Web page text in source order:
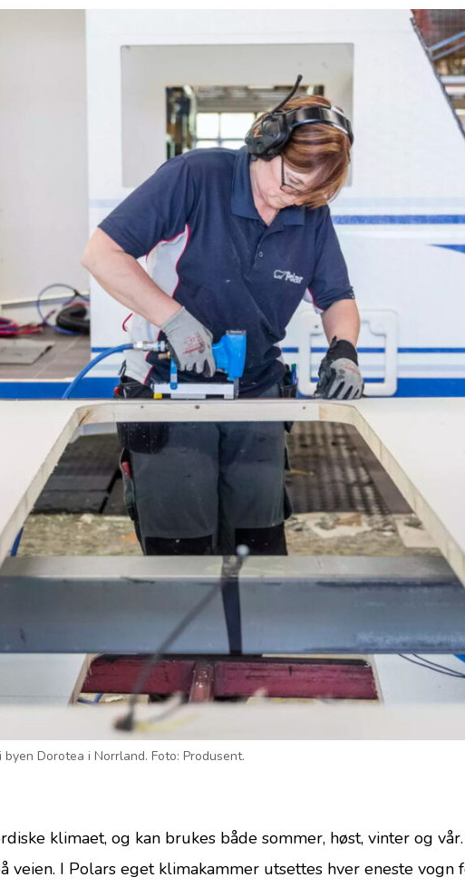
Dorotea i Norrland. Foto: Produsent.
klimaet, og kan brukes både sommer, høst, vinter og
I Polars eget klimakammer utsettes hver eneste